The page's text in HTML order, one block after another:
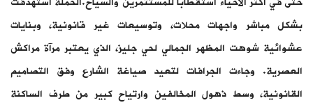
بشكل مباشر واجهات محلات، وتوسيعات غير قانونية، وبنايات
عشوائية شوهت المظهر الجمالي لحي جليز، الذي يعتبر مرآة مراكش
العصرية. وجاءت الجرافات لتعيد صياغة الشارع وفق التصاميم
القانونية، وسط ذهول المخالفين وارتياح كبير من طرف الساكنة